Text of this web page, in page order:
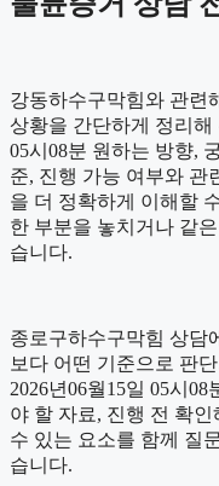
강동하수구막힘와 관련
상황을 간단하게 정리해
05시08분 원하는 방향,
준, 진행 가능 여부와 관
을 더 정확하게 이해할
한 부분을 놓치거나 같
습니다.
종로구하수구막힘 상담
보다 어떤 기준으로 판
2026년06월15일 05시
야 할 자료, 진행 전 확
수 있는 요소를 함께 질
습니다.